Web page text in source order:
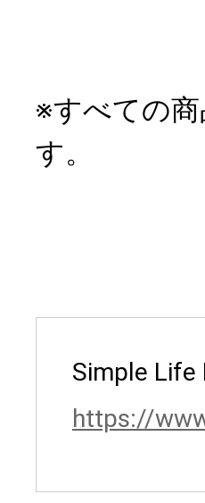
※すべての
す。
Simple Life
https://